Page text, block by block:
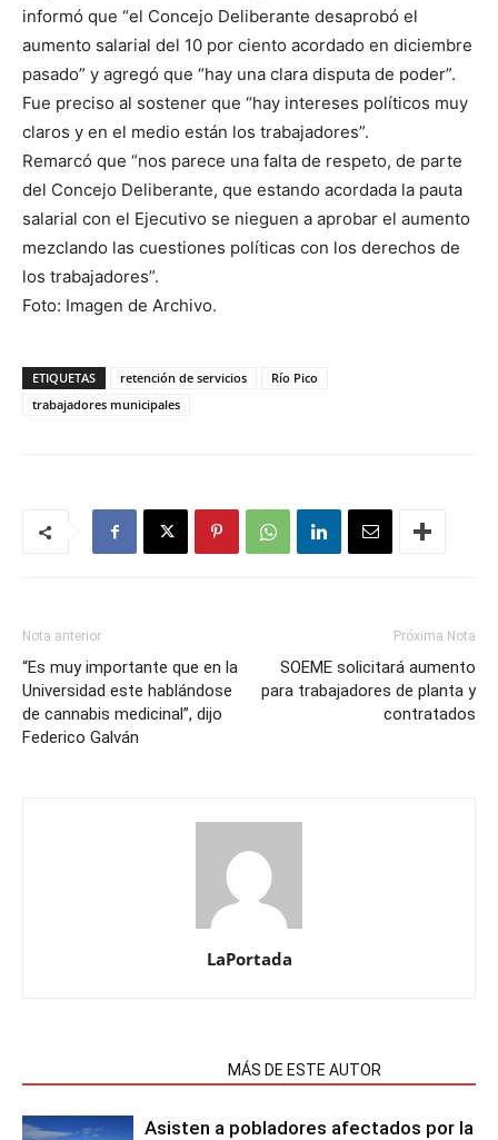
informó que “el Concejo Deliberante desaprobó el
aumento salarial del 10 por ciento acordado en diciembre
pasado” y agregó que “hay una clara disputa de poder”.
Fue preciso al sostener que “hay intereses políticos muy
claros y en el medio están los trabajadores”.
Remarcó que “nos parece una falta de respeto, de parte
del Concejo Deliberante, que estando acordada la pauta
salarial con el Ejecutivo se nieguen a aprobar el aumento
mezclando las cuestiones políticas con los derechos de
los trabajadores”.
Foto: Imagen de Archivo.
ETIQUETAS retención de servicios
Río Pico
trabajadores municipales
Nota anterior
“Es muy importante que en la
Universidad este hablándose
de cannabis medicinal”, dijo
Federico Galván
Próxima Nota
SOEME solicitará aumento
para trabajadores de planta y
contratados
LaPortada
MÁS DE ESTE AUTOR
Asisten a pobladores afectados por la